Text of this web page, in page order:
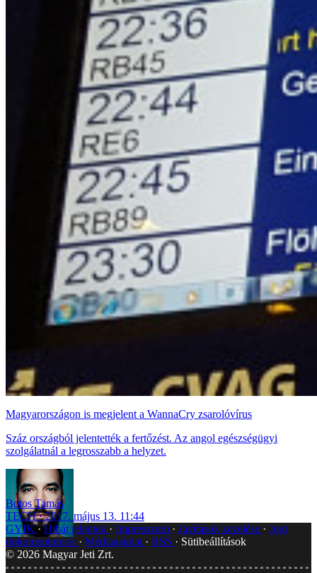
Magyarországon is megjelent a WannaCry zsarolóvírus
Száz országból jelentették a fertőzést. Az angol egészségügyi
szolgálatnál a legrosszabb a helyzet.
Botos Tamás
TECH
2017. május 13. 11:44
GYIK Hibát jelentek Impresszum Javítások kezelése
Jogi
dokumentumok
Médiaajánlat RSS
Sütibeállítások
© 2026 Magyar Jeti Zrt.